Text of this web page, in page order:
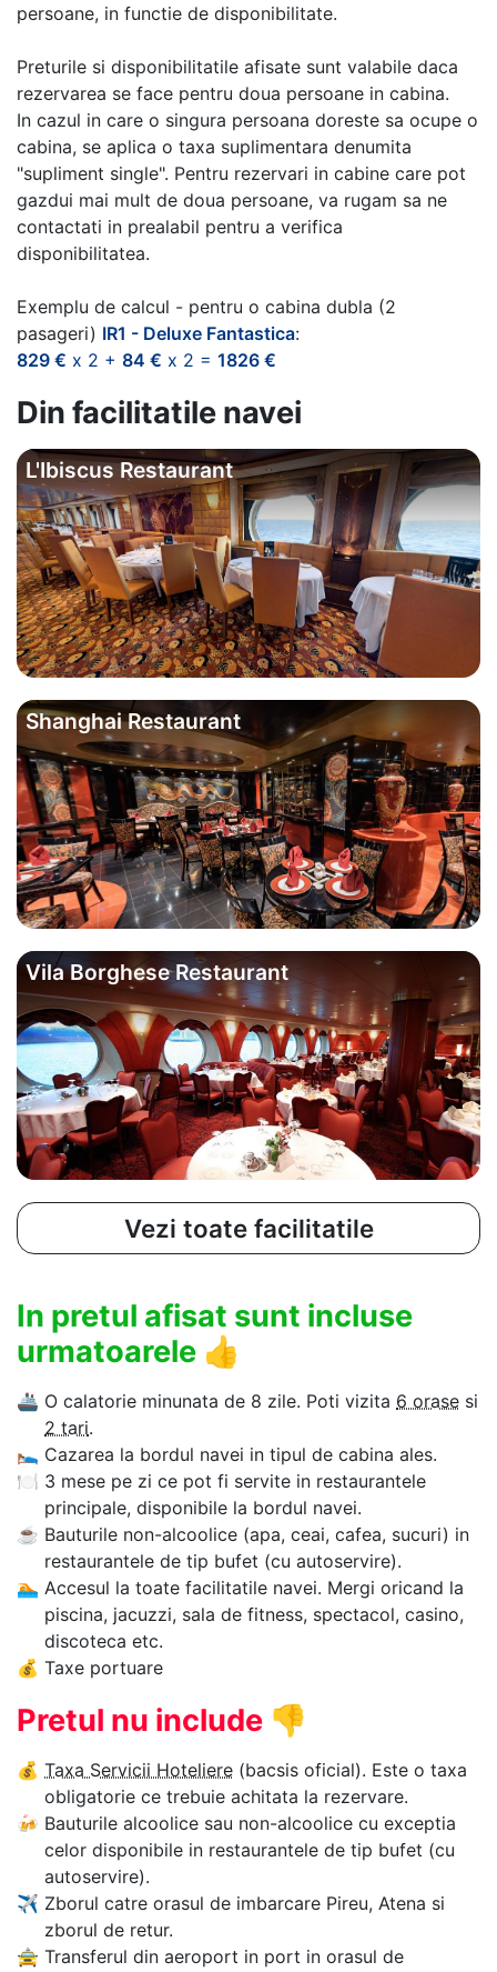
persoane, in functie de disponibilitate.
Preturile si disponibilitatile afisate sunt valabile daca
rezervarea se face pentru doua persoane in cabina.
In cazul in care o singura persoana doreste sa ocupe o
cabina, se aplica o taxa suplimentara denumita
"supliment single". Pentru rezervari in cabine care pot
gazdui mai mult de doua persoane, va rugam sa ne
contactati in prealabil pentru a verifica
disponibilitatea.
Exemplu de calcul - pentru o cabina dubla (2
pasageri) IR1 - Deluxe Fantastica:
829 € x 2 + 84 € x 2 = 1826 €
Din facilitatile navei
L'Ibiscus Restaurant
Shanghai Restaurant
Vila Borghese Restaurant
Vezi toate facilitatile
In pretul afisat sunt incluse
urmatoarele 👍
🚢 O calatorie minunata de 8 zile. Poti vizita 6 orase si
2 tari.
🛌 Cazarea la bordul navei in tipul de cabina ales.
🍽 3 mese pe zi ce pot fi servite in restaurantele
principale, disponibile la bordul navei.
☕ Bauturile non-alcoolice (apa, ceai, cafea, sucuri) in
restaurantele de tip bufet (cu autoservire).
🏊‍ Accesul la toate facilitatile navei. Mergi oricand la
piscina, jacuzzi, sala de fitness, spectacol, casino,
discoteca etc.
💰 Taxe portuare
Pretul nu include 👎
💰 Taxa Servicii Hoteliere (bacsis oficial). Este o taxa
obligatorie ce trebuie achitata la rezervare.
🍻 Bauturile alcoolice sau non-alcoolice cu exceptia
celor disponibile in restaurantele de tip bufet (cu
autoservire).
✈ Zborul catre orasul de imbarcare Pireu, Atena si
zborul de retur.
🚖 Transferul din aeroport in port in orasul de